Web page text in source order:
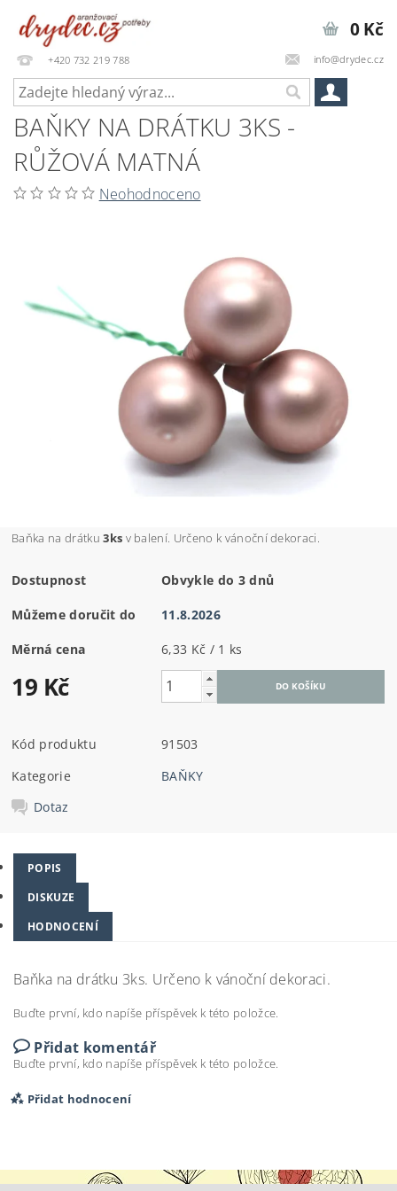
+420 732 219 788 info@drydec.cz
0 Kč
BAŇKY NA DRÁTKU 3KS -
RŮŽOVÁ MATNÁ
Neohodnoceno
Baňka na drátku3ks v balení. Určeno k vánoční dekoraci.
Dostupnost Obvykle do 3 dnů
Můžeme doručit do 11.8.2026
Měrná cena 6,33 Kč / 1 ks
19 Kč
Kód produktu
91503
Kategorie
BAŇKY
Dotaz
POPIS
DISKUZE
HODNOCENÍ
Baňka na drátku 3ks. Určeno k vánoční dekoraci.
Buďte první, kdo napíše příspěvek k této položce.
Přidat komentář
Buďte první, kdo napíše příspěvek k této položce.
Přidat hodnocení